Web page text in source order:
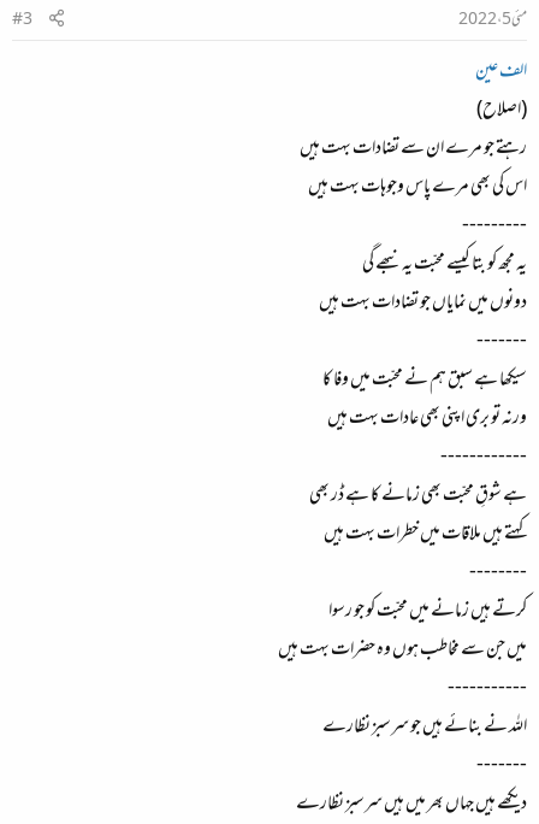
مئی 5، 2022
#3
الف عین
(اصلاح)
رہتے جو مرے ان سے تضادات بہت ہیں
اس کی بھی مرے پاس وجوہات بہت ہیں
---------
یہ مجھ کو بتا کیسے محبّت یہ نبھے گی
دونوں میں نمایاں جو تضادات بہت ہیں
-------
سیکھا ہے سبق ہم نے محبّت میں وفا کا
ورنہ تو بری اپنی بھی عادات بہت ہیں
------------
ہے شوقِ محبّت بھی زمانے کا ہے ڈر بھی
کہتے ہیں ملاقات میں خطرات بہت ہیں
--------
کرتے ہیں زمانے میں محبّت کو جو رسوا
میں جن سے مخاطب ہوں وہ حضرات بہت ہیں
-----------
اللہ نے بنائے ہیں جو سرسبز نظارے
-------
دیکھے ہیں جہاں بھر میں ہیں سرسبز نظارے